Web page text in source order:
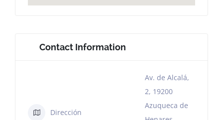
Contact Information
Dirección
Av. de Alcalá,
2, 19200
Azuqueca de